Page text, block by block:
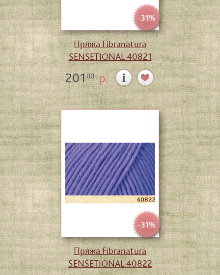
-31%
Пряжа Fibranatura
SENSETIONAL 40821
20100р.
-31%
Пряжа Fibranatura
SENSETIONAL 40822